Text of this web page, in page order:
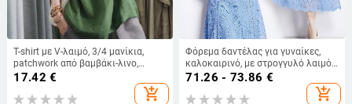
T-shirt με V-λαιμό, 3/4 μανίκια,
patchwork από βαμβάκι-λινο,
καθημερινό στυλ, Καλοκαίρι 2025
17.42 €
add_shopping_cart
Φόρεμα δαντέλας για γυναίκες,
καλοκαιρινό, με στρογγυλό λαιμό
και μανίκια με βολάν, κομψό και
71.26 - 73.86 €
add_shopping_cart